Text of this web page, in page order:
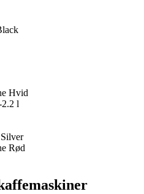
Hvid
l
Rød